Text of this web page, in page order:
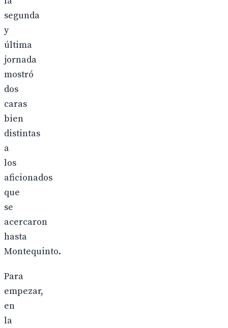
segunda
y
última
jornada
mostró
dos
caras
bien
distintas
a
los
aficionados
que
se
acercaron
hasta
Montequinto.
Para
empezar,
en
la